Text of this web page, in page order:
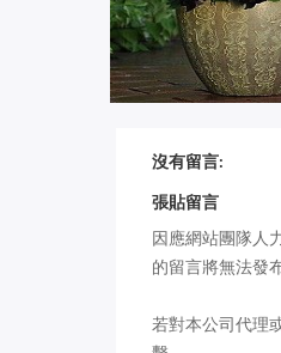
2012 年矮牽牛新鮮貨
沒有留言:
張貼留言
因應網站團隊人
的留言將無法發布
若對本公司代理